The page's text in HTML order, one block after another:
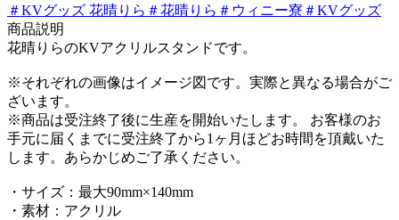
＃KVグッズ 花晴りら ＃花晴りら ＃ ウィニー寮 ＃KVグッズ
商品説明
花晴りらのKVアクリルスタンドです。
※それぞれの画像はイメージ図です。実際と異なる場合がご
ざいます。
※商品は受注終了後に生産を開始いたします。 お客様のお
手元に届くまでに受注終了から1ヶ月ほどお時間を頂戴いた
します。あらかじめご了承ください。
・サイズ：最大90mm×140mm
・素材：アクリル